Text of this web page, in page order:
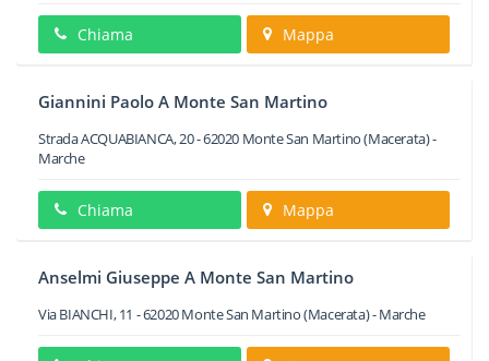
Chiama Mappa
Giannini Paolo A Monte San Martino
Strada ACQUABIANCA, 20-62020 Monte San Martino(Macerata) -
Marche
Chiama Mappa
Anselmi Giuseppe A Monte San Martino
Via BIANCHI, 11 -62020Monte San Martino(Macerata) -Marche